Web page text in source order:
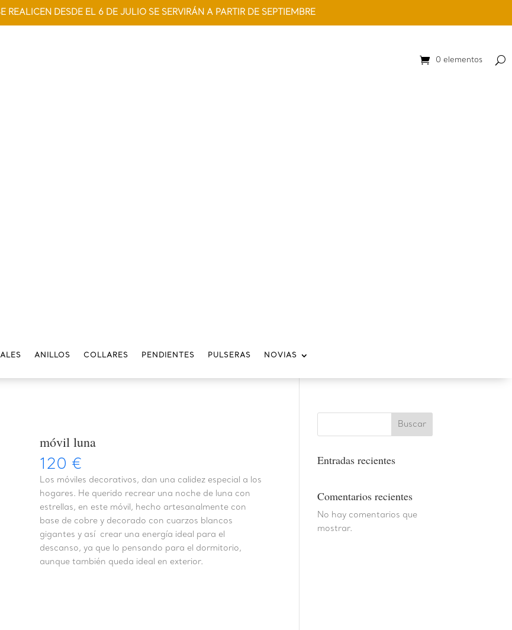
REALICEN DESDE EL 6 DE JULIO SE SERVIRÁN A PARTIR DE SEPTIEMBRE
0 elementos
ANILLOS COLLARES PENDIENTES PULSERAS NOVIAS
móvil luna
120 €
Los móviles decorativos, dan una calidez especial a los
hogares. He querido recrear una noche de luna con
estrellas, en este móvil, hecho artesanalmente con
base de cobre y decorado con cuarzos blancos
gigantes y así crear una energía ideal para el
descanso, ya que lo pensando para el dormitorio,
aunque también queda ideal en exterior.
Buscar
Entradas recientes
Comentarios recientes
No hay comentarios que
mostrar.